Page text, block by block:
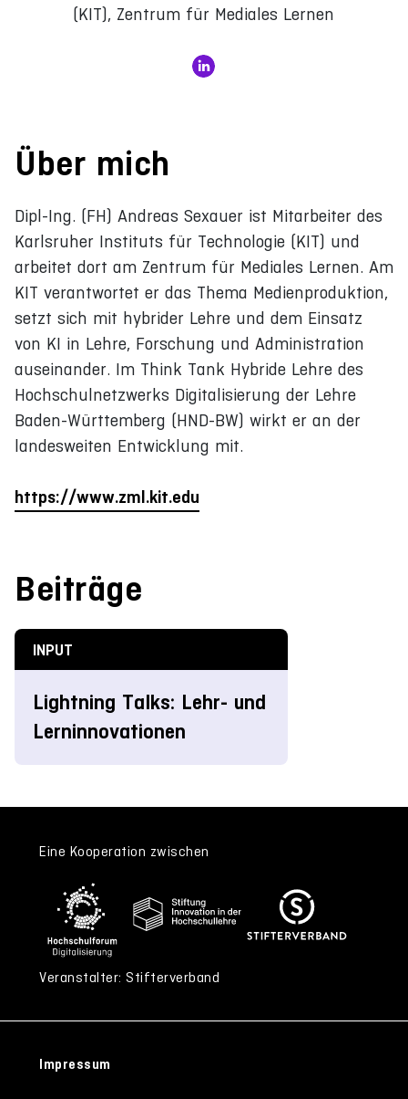
(KIT), Zentrum für Mediales Lernen
Über mich
Dipl-Ing. (FH) Andreas Sexauer ist Mitarbeiter des
Karlsruher Instituts für Technologie (KIT) und
arbeitet dort am Zentrum für Mediales Lernen. Am
KIT verantwortet er das Thema Medienproduktion,
setzt sich mit hybrider Lehre und dem Einsatz
von KI in Lehre, Forschung und Administration
auseinander. Im Think Tank Hybride Lehre des
Hochschulnetzwerks Digitalisierung der Lehre
Baden-Württemberg (HND-BW) wirkt er an der
landesweiten Entwicklung mit.
https://www.zml.kit.edu
Beiträge
INPUT
Lightning Talks: Lehr- und
Lerninnovationen
Eine Kooperation zwischen
Veranstalter: Stifterverband
Impressum